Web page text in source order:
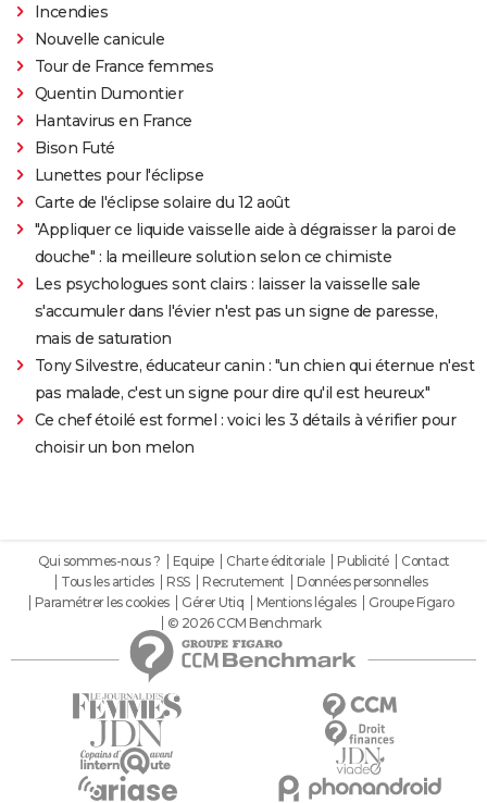
Incendies
Nouvelle canicule
Tour de France femmes
Quentin Dumontier
Hantavirus en France
Bison Futé
Lunettes pour l'éclipse
Carte de l'éclipse solaire du 12 août
"Appliquer ce liquide vaisselle aide à dégraisser la paroi de
douche" : la meilleure solution selon ce chimiste
Les psychologues sont clairs : laisser la vaisselle sale
s'accumuler dans l'évier n'est pas un signe de paresse,
mais de saturation
Tony Silvestre, éducateur canin : "un chien qui éternue n'est
pas malade, c'est un signe pour dire qu'il est heureux"
Ce chef étoilé est formel : voici les 3 détails à vérifier pour
choisir un bon melon
Qui sommes-nous ? Equipe Charte éditoriale Publicité
Contact
Tous les articles
RSS Recrutement
Données personnelles
Paramétrer les cookies
Gérer Utiq Mentions légales
Groupe Figaro
© 2026 CCM Benchmark